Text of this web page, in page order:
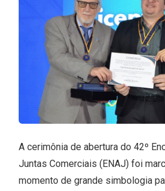
A cerimônia de abertura do 42º
Juntas Comerciais (ENAJ) foi
momento de grande simbologia